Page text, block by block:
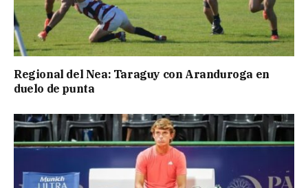
Regional del Nea: Taraguy con Aranduroga en
duelo de punta